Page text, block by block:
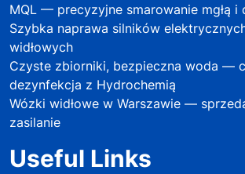
MQL — precyzyjne smarowanie mgłą i
Szybka naprawa silników
widłowych
Czyste zbiorniki, bezpieczna woda —
dezynfekcja z Hydrochemią
Wózki widłowe w Warszawie —
zasilanie
Useful Links